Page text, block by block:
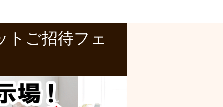
ご招待フェ